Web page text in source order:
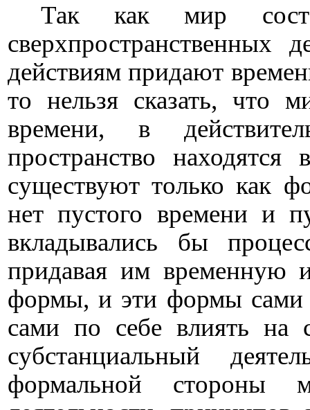
Так как мир
сверхпространственных
действиям придают
то нельзя сказать, что
времени, в
пространство
существуют только как
нет пустого времени и
вкладывались бы
придавая им временную
формы, и эти формы сами
сами по себе влиять на
субстанциальный
формальной стороны